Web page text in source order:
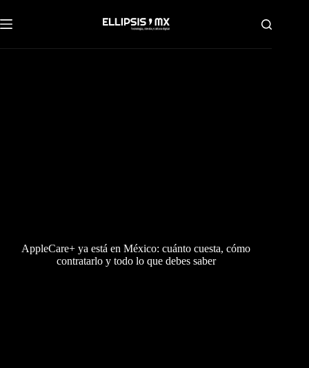
al
contenido
AppleCare+ ya está en México: cuánto cuesta, cómo
contratarlo y todo lo que debes saber